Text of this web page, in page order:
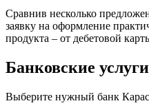
Сравнив несколько
заявку на оформление
продукта – от дебетовой
Банковские
Выберите нужный банк